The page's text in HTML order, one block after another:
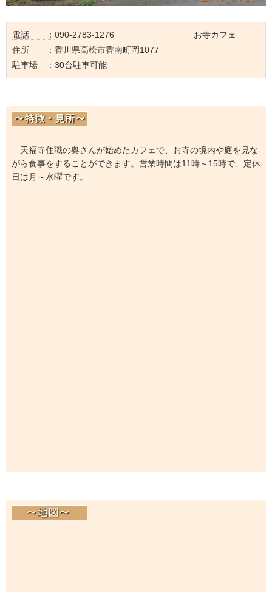
電話 ： 090-2783-1276
住所 ： 香川県高松市香南町岡1077
駐車場 ： 30台駐車可能
お寺カフェ
天福寺住職の奥さんが始めたカフェで、お寺の境内や庭を見な
がら食事をすることができます。営業時間は11時～15時で、定休
日は月～水曜です。